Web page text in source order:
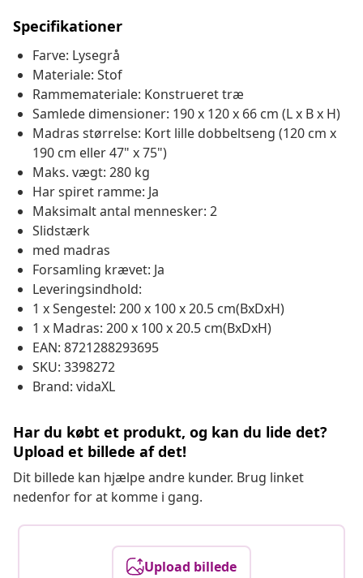
Specifikationer
Farve: Lysegrå
Materiale: Stof
Rammemateriale: Konstrueret træ
Samlede dimensioner: 190 x 120 x 66 cm (L x B x H)
Madras størrelse: Kort lille dobbeltseng (120 cm x
190 cm eller 47" x 75")
Maks. vægt: 280 kg
Har spiret ramme: Ja
Maksimalt antal mennesker: 2
Slidstærk
med madras
Forsamling krævet: Ja
Leveringsindhold:
1 x Sengestel: 200 x 100 x 20.5 cm(BxDxH)
1 x Madras: 200 x 100 x 20.5 cm(BxDxH)
EAN: 8721288293695
SKU: 3398272
Brand: vidaXL
Har du købt et produkt, og kan du lide det?
Upload et billede af det!
Dit billede kan hjælpe andre kunder. Brug linket
nedenfor for at komme i gang.
Upload billede